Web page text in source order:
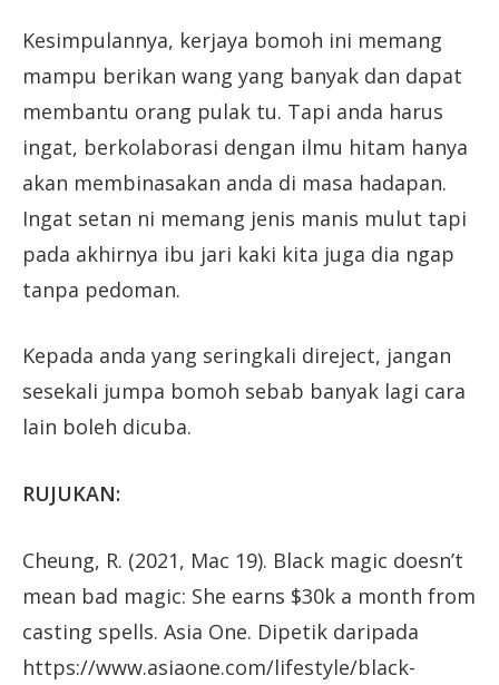
Kesimpulannya, kerjaya bomoh ini memang
mampu berikan wang yang banyak dan dapat
membantu orang pulak tu. Tapi anda harus
ingat, berkolaborasi dengan ilmu hitam hanya
akan membinasakan anda di masa hadapan.
Ingat setan ni memang jenis manis mulut tapi
pada akhirnya ibu jari kaki kita juga dia ngap
tanpa pedoman.
Kepada anda yang seringkali direject, jangan
sesekali jumpa bomoh sebab banyak lagi cara
lain boleh dicuba.
RUJUKAN:
Cheung, R. (2021, Mac 19). Black magic doesn’t
mean bad magic: She earns $30k a month from
casting spells. Asia One. Dipetik daripada
https://www.asiaone.com/lifestyle/black-